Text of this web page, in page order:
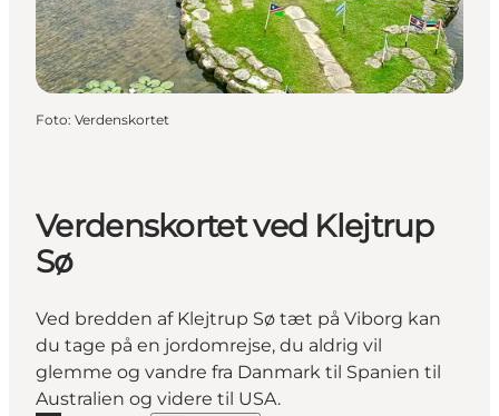
Foto: Verdenskortet
Verdenskortet ved Klejtrup
Sø
Ved bredden af Klejtrup Sø tæt på Viborg kan
du tage på en jordomrejse, du aldrig vil
glemme og vandre fra Danmark til Spanien til
Australien og videre til USA.